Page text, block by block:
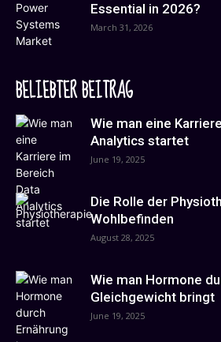
Essential in 2026?
March 31, 2026
BELIEBTER BEITRAG
Wie man eine
Analytics startet
June 19, 2025
Die Rolle der
Wohlbefinden
August 28, 2025
Wie man Hormone
Gleichgewicht bringt
June 19, 2025